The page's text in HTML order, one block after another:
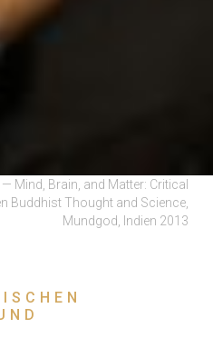
Mind, Brain, and Matter: Critical
Buddhist Thought and Science,
Mundgod, Indien 2013